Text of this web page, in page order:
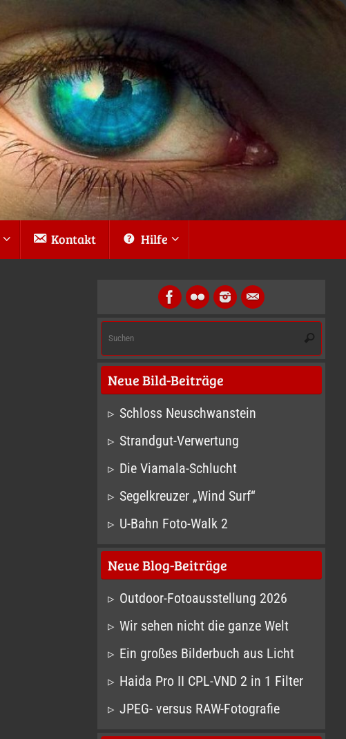
Kontakt Hilfe
Suchen
Neue Bild-Beiträge
Schloss Neuschwanstein
Strandgut-Verwertung
Die Viamala-Schlucht
Segelkreuzer „Wind Surf“
U-Bahn Foto-Walk 2
Neue Blog-Beiträge
Outdoor-Fotoausstellung 2026
Wir sehen nicht die ganze Welt
Ein großes Bilderbuch aus Licht
Haida Pro II CPL-VND 2 in 1 Filter
JPEG- versus RAW-Fotografie